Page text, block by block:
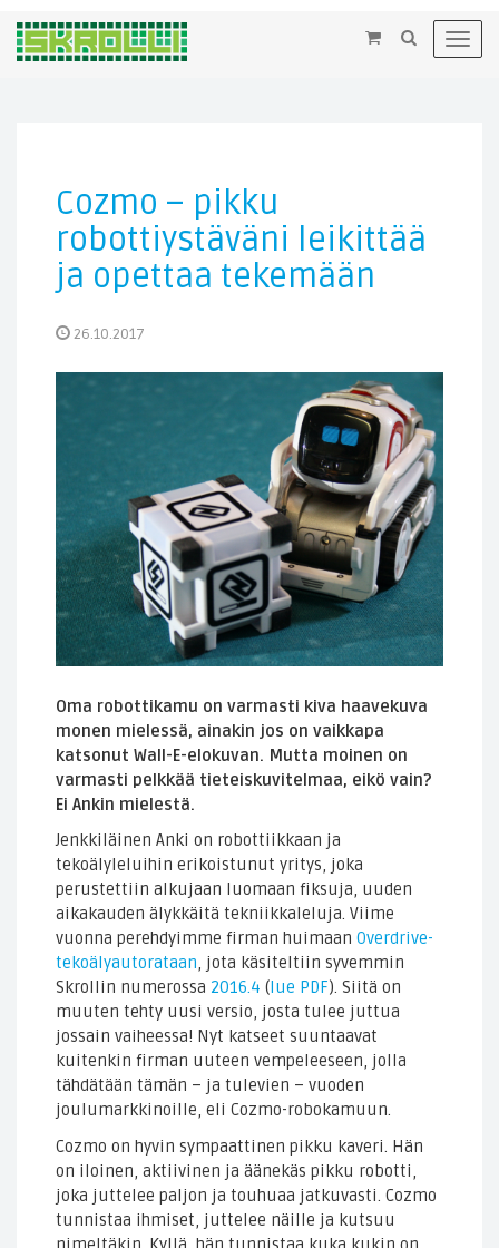
×
Cozmo – pikku
robottiystäväni leikittää
ja opettaa tekemään
26.10.2017
Oma robottikamu on varmasti kiva haavekuva
monen mielessä, ainakin jos on vaikkapa
katsonut Wall-E-elokuvan. Mutta moinen on
varmasti pelkkää tieteiskuvitelmaa, eikö vain?
Ei Ankin mielestä.
Jenkkiläinen Anki on robottiikkaan ja
tekoälyleluihin erikoistunut yritys, joka
perustettiin alkujaan luomaan fiksuja, uuden
aikakauden älykkäitä tekniikkaleluja. Viime
vuonna perehdyimme firman huimaan Overdrive-
tekoälyautorataan, jota käsiteltiin syvemmin
Skrollin numerossa 2016.4 ( lue PDF). Siitä on
muuten tehty uusi versio, josta tulee juttua
jossain vaiheessa! Nyt katseet suuntaavat
kuitenkin firman uuteen vempeleeseen, jolla
tähdätään tämän – ja tulevien – vuoden
joulumarkkinoille, eli Cozmo-robokamuun.
Cozmo on hyvin sympaattinen pikku kaveri. Hän
on iloinen, aktiivinen ja äänekäs pikku robotti,
joka juttelee paljon ja touhuaa jatkuvasti. Cozmo
tunnistaa ihmiset, juttelee näille ja kutsuu